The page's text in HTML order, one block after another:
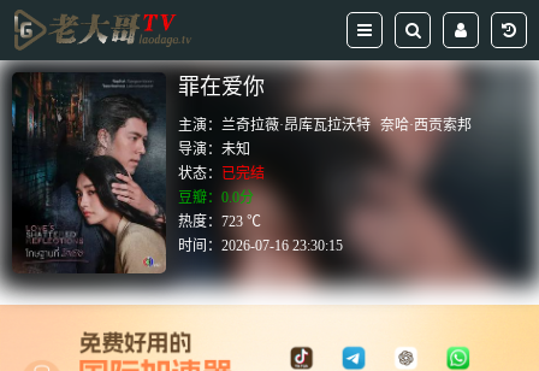
罪在爱你
主演：兰奇拉薇·昂库瓦拉沃特 奈哈·西贡索邦
导演：未知
状态： 已完结
豆瓣：0.0分
热度：723 ℃
时间：2026-07-16 23:30:15